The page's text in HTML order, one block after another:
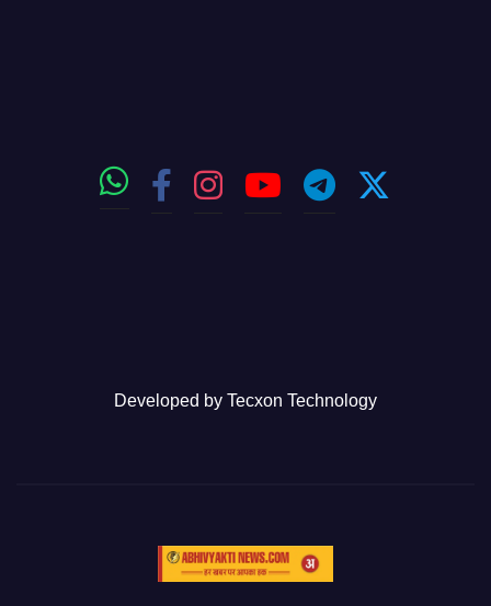
Developed by Tecxon Technology